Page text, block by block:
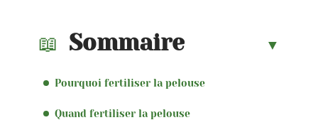
Sommaire
Pourquoi fertiliser la pelouse
Quand fertiliser la pelouse